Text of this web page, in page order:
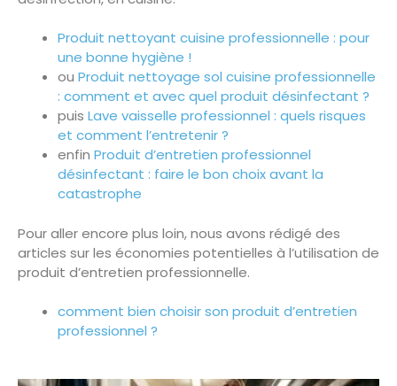
Produit nettoyant cuisine professionnelle : pour
une bonne hygiène !
ou Produit nettoyage sol cuisine professionnelle
: comment et avec quel produit désinfectant ?
puis Lave vaisselle professionnel : quels risques
et comment l’entretenir ?
enfin Produit d’entretien professionnel
désinfectant : faire le bon choix avant la
catastrophe
Pour aller encore plus loin, nous avons rédigé des
articles sur les économies potentielles à l’utilisation de
produit d’entretien professionnelle.
comment bien choisir son produit d’entretien
professionnel ?